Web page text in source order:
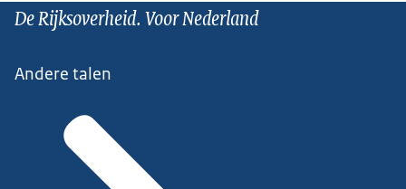
De Rijksoverheid. Voor Nederland
Andere talen